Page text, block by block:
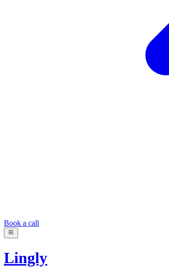
Book a call
Lingly